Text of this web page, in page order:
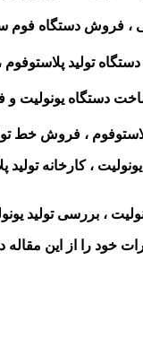
فروش دستگاه فوم
تولید
دستگاه یونولیت و
پلاستوفوم ، فروش خط
، کارخانه تولید
، بررسی تولید
خود را از این مقاله